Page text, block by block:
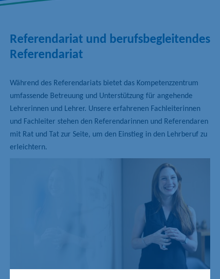
Referendariat und berufsbegleitendes
Referendariat
Während des Referendariats bietet das Kompetenzzentrum
umfassende Betreuung und Unterstützung für angehende
Lehrerinnen und Lehrer. Unsere erfahrenen Fachleiterinnen
und Fachleiter stehen den Referendarinnen und Referendaren
mit Rat und Tat zur Seite, um den Einstieg in den Lehrberuf zu
erleichtern.